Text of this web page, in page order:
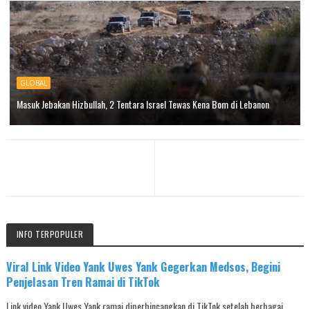
GLOBAL
Masuk Jebakan Hizbullah, 2 Tentara Israel Tewas Kena Bom di Lebanon
INFO TERPOPULER
Viral Link Video Yank Uwes Yank Gegerkan Medsos, Begini
Penjelasan Tren Ramai di TikTok
Link video Yank Uwes Yank ramai diperbincangkan di TikTok setelah berbagai